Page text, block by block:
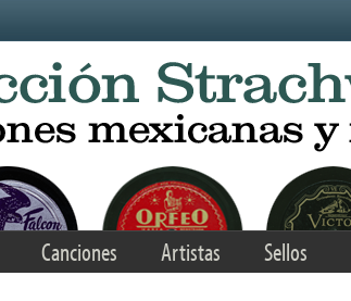
Canciones Artistas Sellos